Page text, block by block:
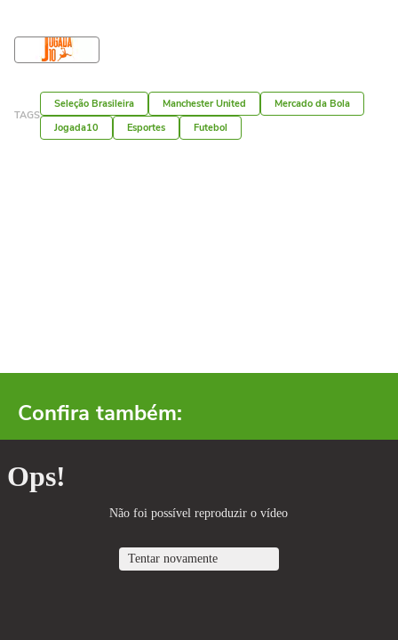
TAGS
Seleção Brasileira Manchester United
Mercado da Bola
Jogada10
Esportes Futebol
Confira também: